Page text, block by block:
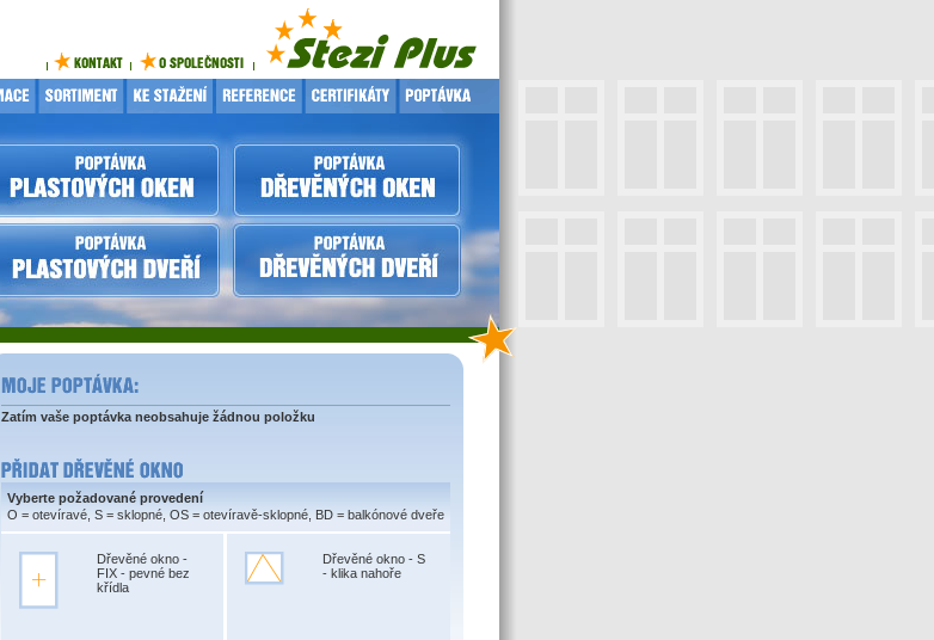
Zatím vaše poptávka neobsahuje žádnou položku
Vyberte požadované provedení
O = otevíravé, S = sklopné, OS = otevíravě-sklopné, BD = balkónové dveře
Dřevěné okno -
FIX - pevné bez
křídla
Dřevěné okno - S
- klika nahoře